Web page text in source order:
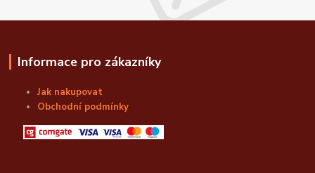
Informace pro zákazníky
Jak nakupovat
Obchodní podmínky